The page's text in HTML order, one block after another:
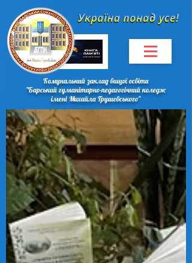
Комунальний заклад вищої освіти
"Барський гуманітарно-педагогічний коледж
імені Михайла Грушевського"